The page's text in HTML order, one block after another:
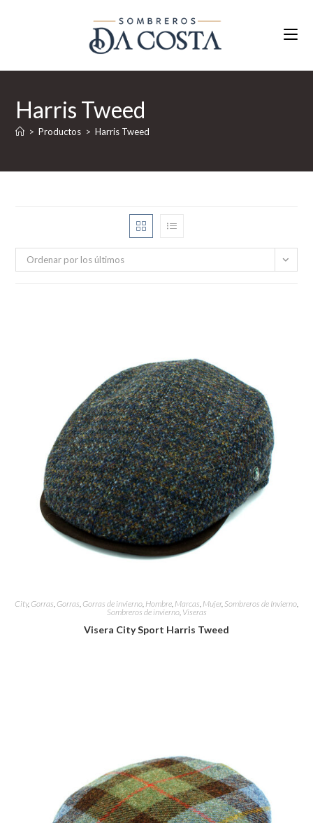
Harris Tweed
> Productos > Harris Tweed
Ordenar por los últimos
City, Gorras Gorras Gorras de invierno Hombre Marcas Mujer, Sombreros de Invierno
Sombreros de invierno, Viseras
Visera City Sport Harris Tweed